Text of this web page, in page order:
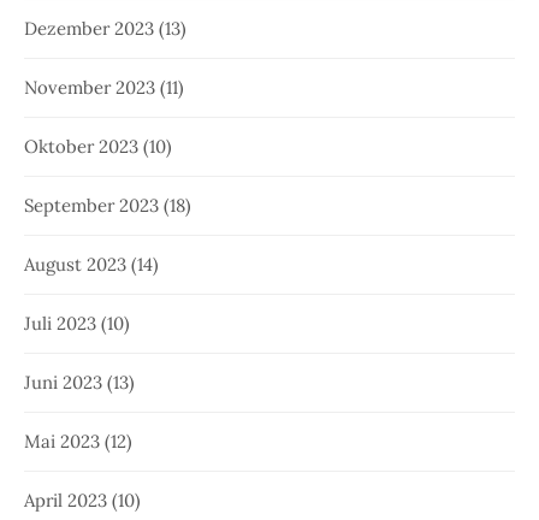
Dezember 2023 (13)
November 2023 (11)
Oktober 2023 (10)
September 2023 (18)
August 2023 (14)
Juli 2023 (10)
Juni 2023 (13)
Mai 2023 (12)
April 2023 (10)